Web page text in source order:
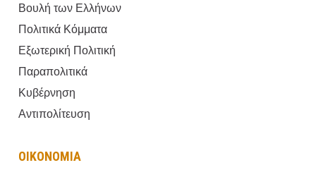
Βουλή των Ελλήνων
Πολιτικά Κόμματα
Εξωτερική Πολιτική
Παραπολιτικά
Κυβέρνηση
Αντιπολίτευση
ΟΙΚΟΝΟΜΙΑ